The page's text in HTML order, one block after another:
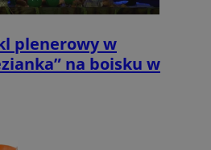
plenerowy w
na boisku w